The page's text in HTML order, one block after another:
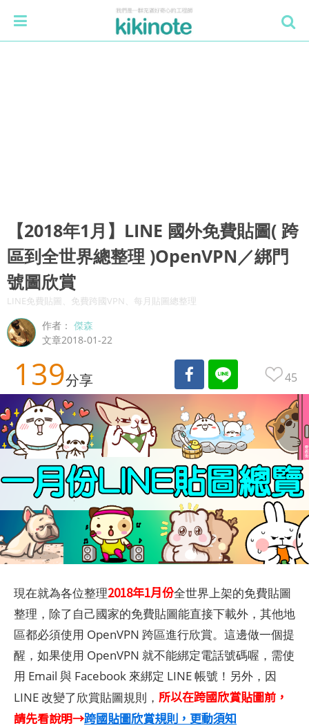
【2018年1月】LINE 國外免費貼圖( 跨
區到全世界總整理 )OpenVPN／綁門
號圖欣賞
LINE免費貼圖、免費跨國VPN、每月貼圖總整理
作者：傑森
文章2018-01-22
139分享 45
現在就為各位整理2018年1月份全世界上架的免費貼圖
整理，除了自己國家的免費貼圖能直接下載外，其他地
區都必須使用 OpenVPN 跨區進行欣賞。這邊做一個提
醒，如果使用 OpenVPN 就不能綁定電話號碼喔，需使
用 Email 與 Facebook 來綁定 LINE 帳號！另外，因
LINE 改變了欣賞貼圖規則， 所以在跨國欣賞貼圖前，
請先看說明→跨國貼圖欣賞規則，更動須知